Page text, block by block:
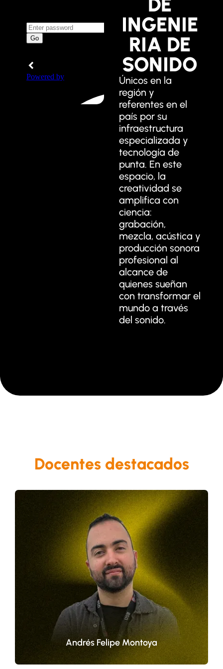
INGENIE
RIA DE
SONIDO
Únicos en la
región y
referentes en el
país por su
infraestructura
especializada y
tecnología de
punta. En este
espacio, la
creatividad se
amplifica con
ciencia:
grabación,
mezcla, acústica y
producción sonora
profesional al
alcance de
quienes sueñan
con transformar el
mundo a través
del sonido.
Docentes destacados
Andrés Felipe Montoya
Ingeniero de Sonido
Su pasión por la música le ha llevado a
estudiar ingeniería, a interpretar
instrumentos, a tener su firma de
productor musical, a estudiar industria
de la música y... mucho más. Todo su ser
se vuelca hacia la música como estilo de
vida y razón para vivir.